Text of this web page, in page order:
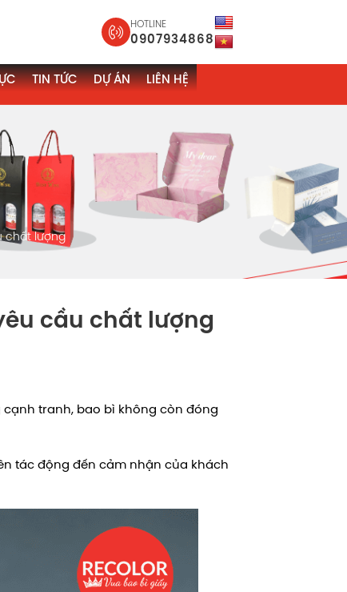
HOTLINE
0907934868
TIN TỨC DỰ ÁN LIÊN HỆ
chất lượng
cầu chất lượng
tranh, bao bì không còn đóng
tác động đến cảm nhận của khách